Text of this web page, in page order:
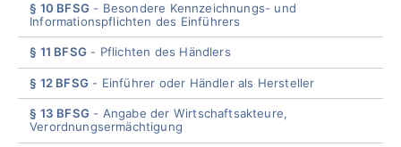
§ 10 BFSG
Besondere Kennzeichnungs- und
Informationspflichten des Einführers
§ 11 BFSG Pflichten des Händlers
§ 12 BFSG Einführer oder Händler als Hersteller
§ 13 BFSG
Angabe der Wirtschaftsakteure,
Verordnungsermächtigung